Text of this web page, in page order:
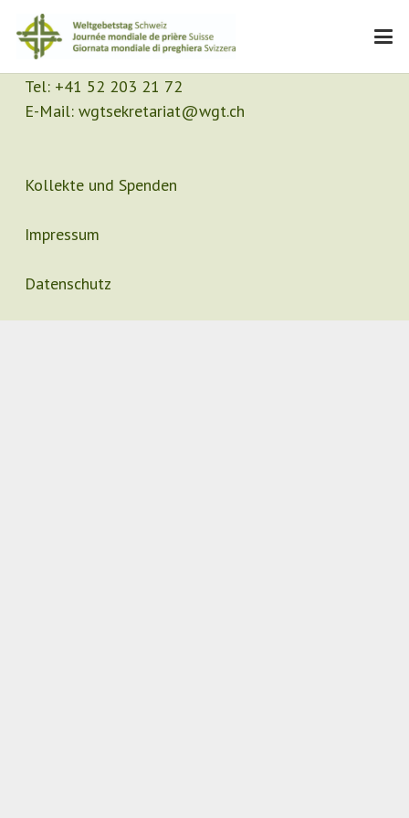
Kontakt
Sekretariat
Tel: +41 52 203 21 72
E-Mail: wgtsekretariat@wgt.ch
Kollekte und Spenden
Impressum
Datenschutz